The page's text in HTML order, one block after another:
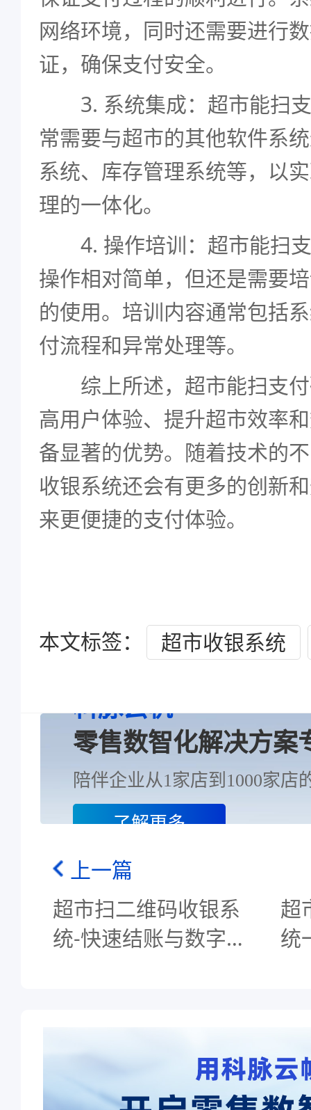
网络环境，同时还需要进行
证，确保支付安全。
3. 系统集成：超市能扫支
常需要与超市的其他软件系
系统、库存管理系统等，以
理的一体化。
4. 操作培训：超市能扫支
操作相对简单，但还是需要
的使用。培训内容通常包括
付流程和异常处理等。
综上所述，超市能扫支付
高用户体验、提升超市效率
备显著的优势。随着技术的
收银系统还会有更多的创新
来更便捷的支付体验。
本文标签： 超市收银系统
科脉云帆
零售数智化解决方案
陪伴企业从1家店到1000家店
了解更多
上一篇
超市扫二维码收银系
统-快速结账与数字化
超
统